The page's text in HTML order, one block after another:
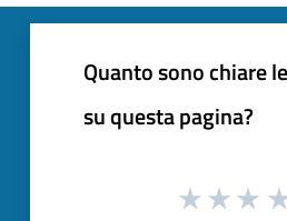
Quanto sono chiare
su questa pagina?